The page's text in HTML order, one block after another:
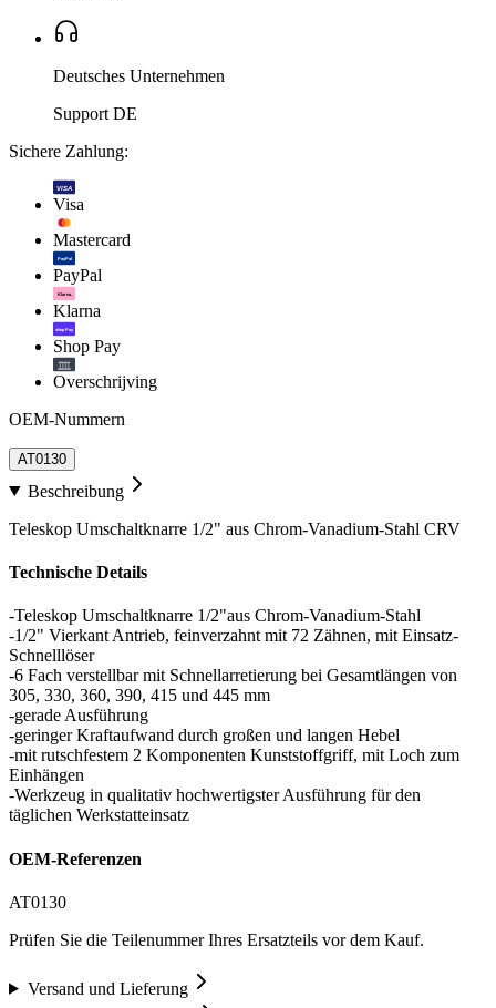
Deutsches Unternehmen
Support DE
Sichere Zahlung:
VISA
Visa
Mastercard
PayPal
PayPal
Klarna.
Klarna
shop Pay
Shop Pay
Overschrijving
OEM-Nummern
AT0130
Beschreibung
Teleskop Umschaltknarre 1/2" aus Chrom-Vanadium-Stahl CRV
Technische Details
-Teleskop Umschaltknarre 1/2"aus Chrom-Vanadium-Stahl
-1/2" Vierkant Antrieb, feinverzahnt mit 72 Zähnen, mit Einsatz-
Schnelllöser
-6 Fach verstellbar mit Schnellarretierung bei Gesamtlängen von
305, 330, 360, 390, 415 und 445 mm
-gerade Ausführung
-geringer Kraftaufwand durch großen und langen Hebel
-mit rutschfestem 2 Komponenten Kunststoffgriff, mit Loch zum
Einhängen
-Werkzeug in qualitativ hochwertigster Ausführung für den
täglichen Werkstatteinsatz
OEM-Referenzen
AT0130
Prüfen Sie die Teilenummer Ihres Ersatzteils vor dem Kauf.
Versand und Lieferung